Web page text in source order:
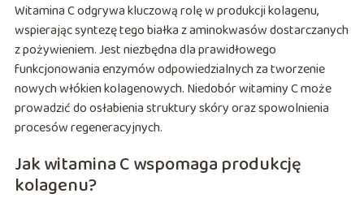
Witamina C odgrywa kluczową rolę w produkcji kolagenu,
wspierając syntezę tego białka z aminokwasów dostarczanych
z pożywieniem. Jest niezbędna dla prawidłowego
funkcjonowania enzymów odpowiedzialnych za tworzenie
nowych włókien kolagenowych. Niedobór witaminy C może
prowadzić do osłabienia struktury skóry oraz spowolnienia
procesów regeneracyjnych.
Jak witamina C wspomaga produkcję
kolagenu?